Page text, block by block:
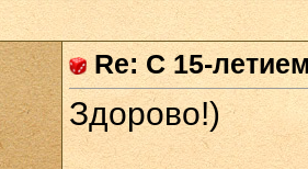
Re: С 15-
Здорово!)